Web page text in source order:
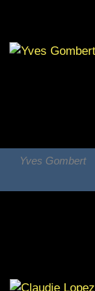
Yves Gombert